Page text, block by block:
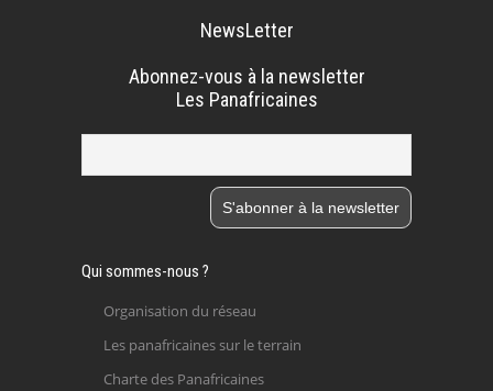
NewsLetter
Abonnez-vous à la newsletter
Les Panafricaines
Qui sommes-nous ?
Organisation du réseau
Les panafricaines sur le terrain
Charte des Panafricaines